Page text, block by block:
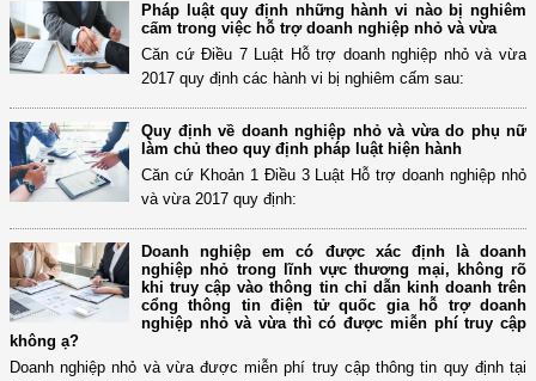
Pháp luật quy định những hành vi nào bị nghiêm
cấm trong việc hỗ trợ doanh nghiệp nhỏ và vừa
Căn cứ Điều 7 Luật Hỗ trợ doanh nghiệp nhỏ và vừa
2017 quy định các hành vi bị nghiêm cấm sau:
Quy định về doanh nghiệp nhỏ và vừa do phụ nữ
làm chủ theo quy định pháp luật hiện hành
Căn cứ Khoản 1 Điều 3 Luật Hỗ trợ doanh nghiệp nhỏ
và vừa 2017 quy định:
Doanh nghiệp em có được xác định là doanh
nghiệp nhỏ trong lĩnh vực thương mại, không rõ
khi truy cập vào thông tin chỉ dẫn kinh doanh trên
cổng thông tin điện tử quốc gia hỗ trợ doanh
nghiệp nhỏ và vừa thì có được miễn phí truy cập
không ạ?
Doanh nghiệp nhỏ và vừa được miễn phí truy cập thông tin quy định tại